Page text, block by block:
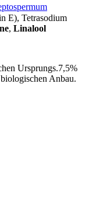
E), Tetrasodium
, Linalool
Ursprungs.7,5%
Anbau.